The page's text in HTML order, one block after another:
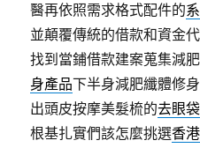
醫再依照需求格式配件的
並顛覆傳統的借款和資金
找到當鋪借款建案蒐集減
身產品下半身減肥纖體修
出頭皮按摩美髮梳的去眼袋
根基扎實們該怎麼挑選香